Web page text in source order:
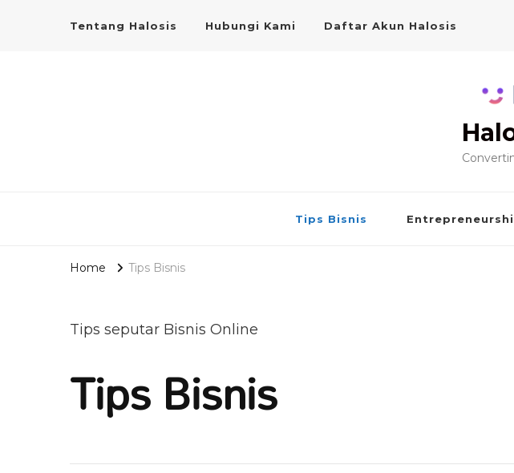
Tentang Halosis Hubungi Kami Daftar Akun Halosis
Tips Bisnis
Home Tips Bisnis
Tips seputar Bisnis Online
Tips Bisnis